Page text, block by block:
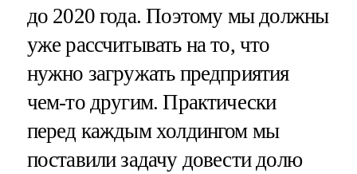
до 2020 года. Поэтому мы должны
уже рассчитывать на то, что
нужно загружать предприятия
чем-то другим. Практически
перед каждым холдингом мы
поставили задачу довести долю